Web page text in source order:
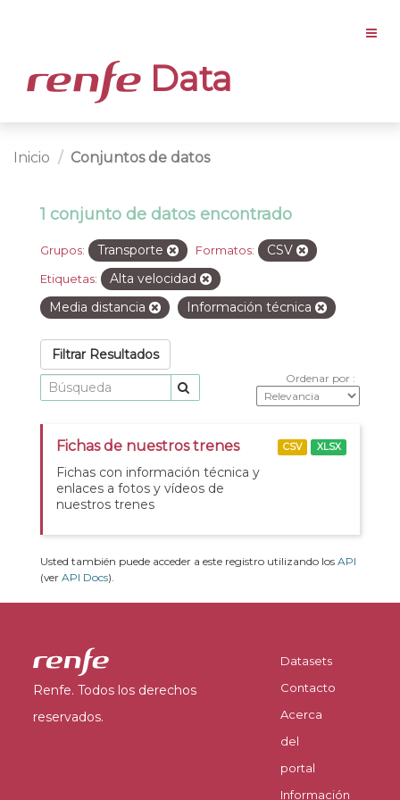
Data
Inicio Conjuntos de datos
1 conjunto de datos encontrado
Grupos: Transporte Formatos: CSV
Etiquetas:
Alta velocidad
Media distancia
Información técnica
Filtrar Resultados
Ordenar por
Fichas de nuestros trenes
Fichas con información técnica y
enlaces a fotos y vídeos de
nuestros trenes
CSV XLSX
Usted también puede acceder a este registro utilizando los API
(ver API Docs).
Renfe. Todos los derechos
reservados.
Datasets
Contacto
Acerca
del
portal
Información